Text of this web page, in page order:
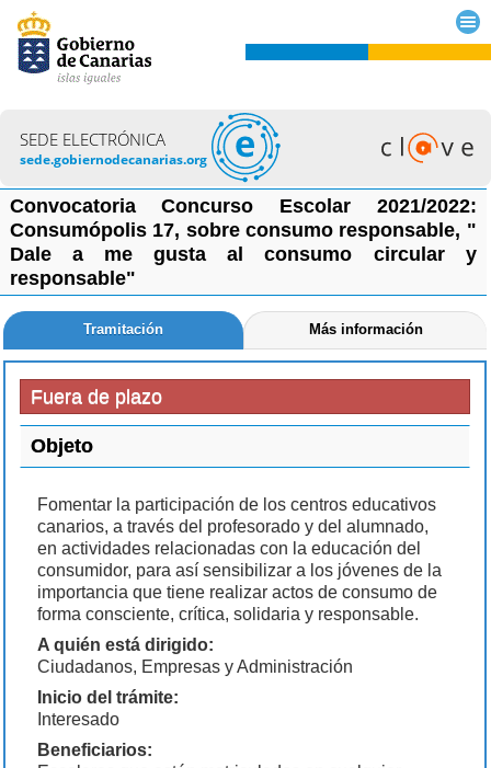
SEDE ELECTRÓNICA
sede.gobiernodecanarias.org
Convocatoria Concurso Escolar 2021/2022:
Consumópolis 17, sobre consumo responsable, "
Dale a me gusta al consumo circular y
responsable"
Tramitación Más información
Fuera de plazo
Objeto
Fomentar la participación de los centros educativos
canarios, a través del profesorado y del alumnado,
en actividades relacionadas con la educación del
consumidor, para así sensibilizar a los jóvenes de la
importancia que tiene realizar actos de consumo de
forma consciente, crítica, solidaria y responsable.
A quién está dirigido:
Ciudadanos, Empresas y Administración
Inicio del trámite:
Interesado
Beneficiarios: